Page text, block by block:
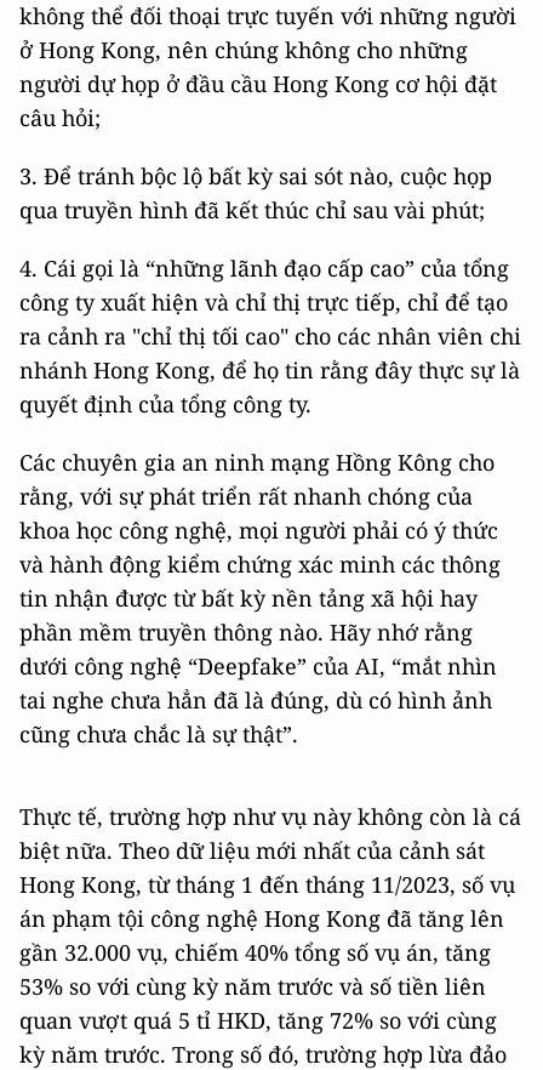
không thể đối thoại trực tuyến với những người
ở Hong Kong, nên chúng không cho những
người dự họp ở đầu cầu Hong Kong cơ hội đặt
câu hỏi;
3. Để tránh bộc lộ bất kỳ sai sót nào, cuộc họp
qua truyền hình đã kết thúc chỉ sau vài phút;
4. Cái gọi là “những lãnh đạo cấp cao” của tổng
công ty xuất hiện và chỉ thị trực tiếp, chỉ để tạo
ra cảnh ra "chỉ thị tối cao" cho các nhân viên chi
nhánh Hong Kong, để họ tin rằng đây thực sự là
quyết định của tổng công ty.
Các chuyên gia an ninh mạng Hồng Kông cho
rằng, với sự phát triển rất nhanh chóng của
khoa học công nghệ, mọi người phải có ý thức
và hành động kiểm chứng xác minh các thông
tin nhận được từ bất kỳ nền tảng xã hội hay
phần mềm truyền thông nào. Hãy nhớ rằng
dưới công nghệ “Deepfake” của AI, “mắt nhìn
tai nghe chưa hẳn đã là đúng, dù có hình ảnh
cũng chưa chắc là sự thật”.
Thực tế, trường hợp như vụ này không còn là cá
biệt nữa. Theo dữ liệu mới nhất của cảnh sát
Hong Kong, từ tháng 1 đến tháng 11/2023, số vụ
án phạm tội công nghệ Hong Kong đã tăng lên
gần 32.000 vụ, chiếm 40% tổng số vụ án, tăng
53% so với cùng kỳ năm trước và số tiền liên
quan vượt quá 5 tỉ HKD, tăng 72% so với cùng
kỳ năm trước. Trong số đó, trường hợp lừa đảo